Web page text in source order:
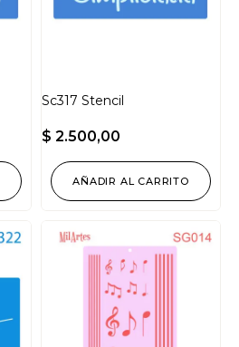
Sc317 Stencil
$ 2.500,00
AÑADIR AL CARRITO